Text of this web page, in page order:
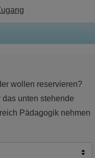
wollen reservieren?
unten stehende
Pädagogik nehmen